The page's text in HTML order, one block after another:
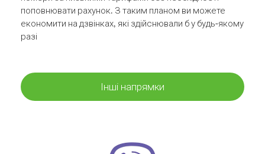
поповнювати рахунок. З таким планом ви можете
економити на дзвінках, які здійснювали б у будь-якому
разі
Інші напрямки